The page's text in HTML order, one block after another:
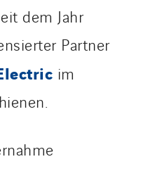
dem Jahr
Partner
im